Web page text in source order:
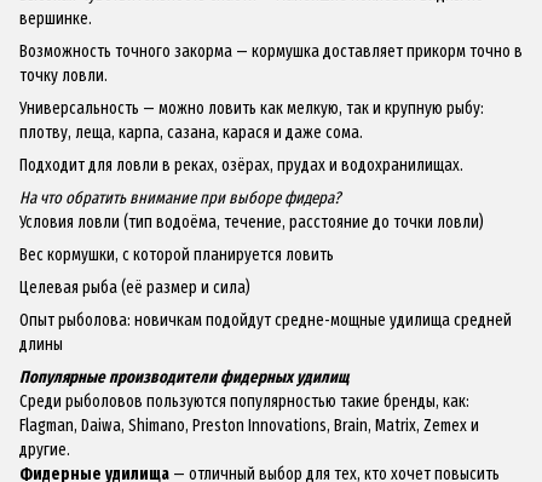
вершинке.
Возможность точного закорма — кормушка доставляет прикорм точно в
точку ловли.
Универсальность — можно ловить как мелкую, так и крупную рыбу:
плотву, леща, карпа, сазана, карася и даже сома.
Подходит для ловли в реках, озёрах, прудах и водохранилищах.
На что обратить внимание при выборе фидера?
Условия ловли (тип водоёма, течение, расстояние до точки ловли)
Вес кормушки, с которой планируется ловить
Целевая рыба (её размер и сила)
Опыт рыболова: новичкам подойдут средне-мощные удилища средней
длины
Популярные производители фидерных удилищ
Среди рыболовов пользуются популярностью такие бренды, как:
Flagman, Daiwa, Shimano, Preston Innovations, Brain, Matrix, Zemex и
другие.
Фидерные удилища — отличный выбор для тех, кто хочет повысить